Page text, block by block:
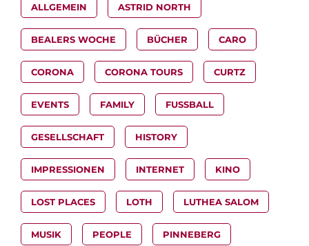
ALLGEMEIN ASTRID NORTH
BEALERS WOCHE BÜCHER CARO
CORONA CORONA TOURS CURTZ
EVENTS FAMILY FUSSBALL
GESELLSCHAFT HISTORY
IMPRESSIONEN INTERNET KINO
LOST PLACES LOTH LUTHEA SALOM
MUSIK PEOPLE PINNEBERG